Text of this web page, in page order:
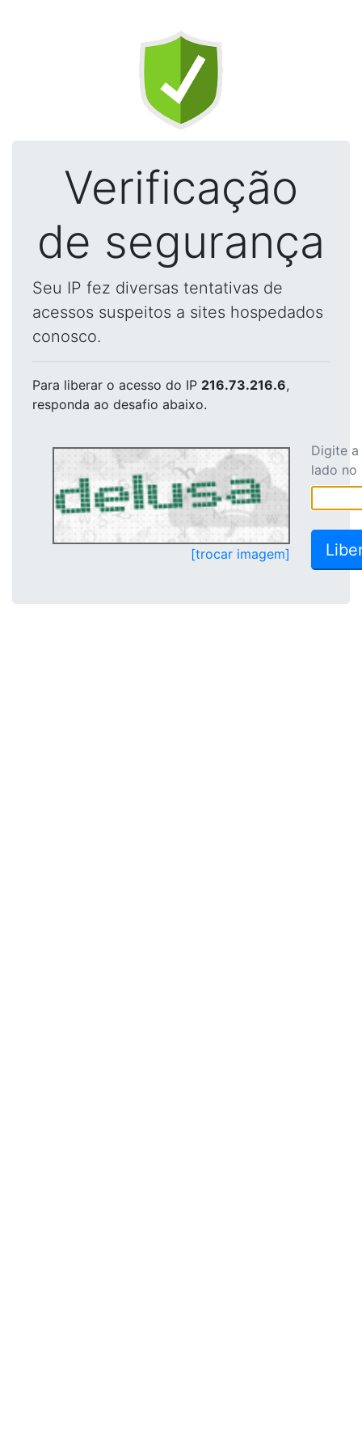
Verificação
de segurança
Seu IP fez diversas tentativas de
acessos suspeitos a sites hospedados
conosco.
Para liberar o acesso do IP 216.73.216.6,
responda ao desafio abaixo.
[trocar imagem]
Digite
lado no